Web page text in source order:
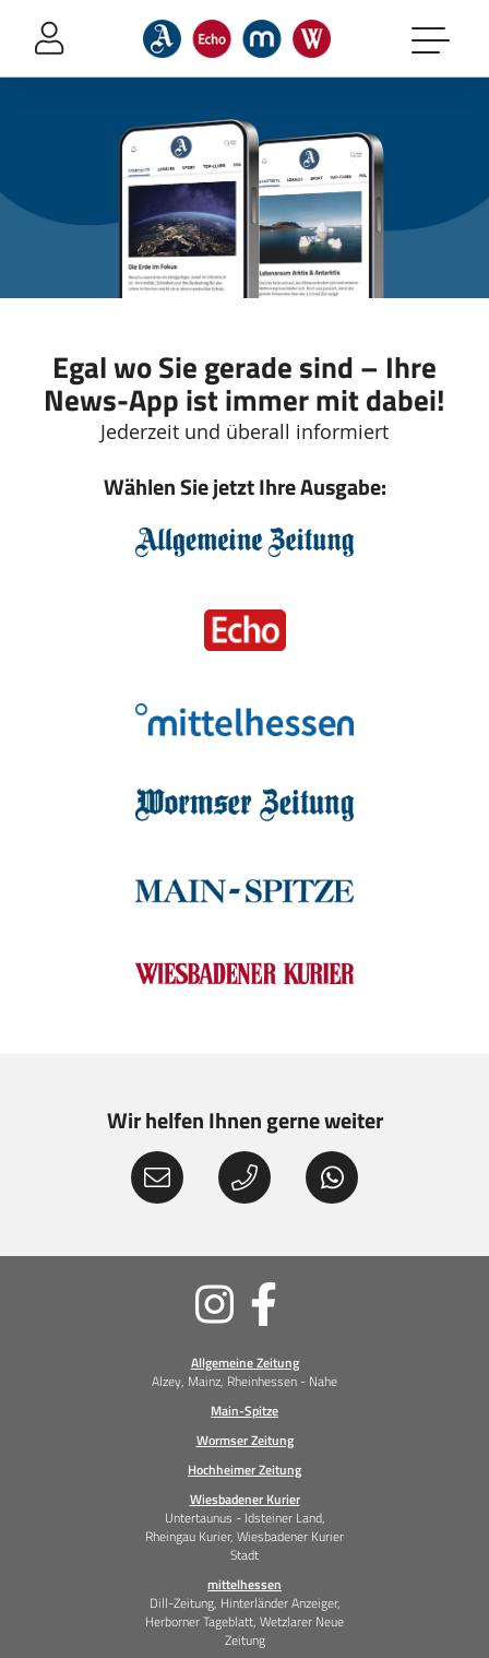
Sprung-
Navigation
zu:
Header
Inhalt
Footer
Egal wo Sie gerade sind – Ihre
News-App ist immer mit dabei!
Jederzeit und überall informiert
Wählen Sie jetzt Ihre Ausgabe:
Wir helfen Ihnen gerne weiter
Allgemeine Zeitung
Alzey, Mainz, Rheinhessen - Nahe
Main-Spitze
Wormser Zeitung
Hochheimer Zeitung
Wiesbadener Kurier
Untertaunus - Idsteiner Land,
Rheingau Kurier, Wiesbadener Kurier
Stadt
mittelhessen
Dill-Zeitung, Hinterländer Anzeiger,
Herborner Tageblatt, Wetzlarer Neue
Zeitung
Soziale
Medien